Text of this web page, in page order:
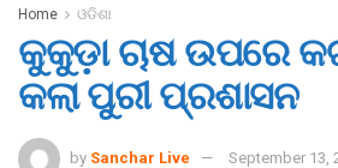
Home ଓଡିଶା
କୁକୁଡ଼ା ଚାଷ ଉପରେ
କଲା ପୁରୀ ପ୍ରଶାସନ
by Sanchar Live September 13,